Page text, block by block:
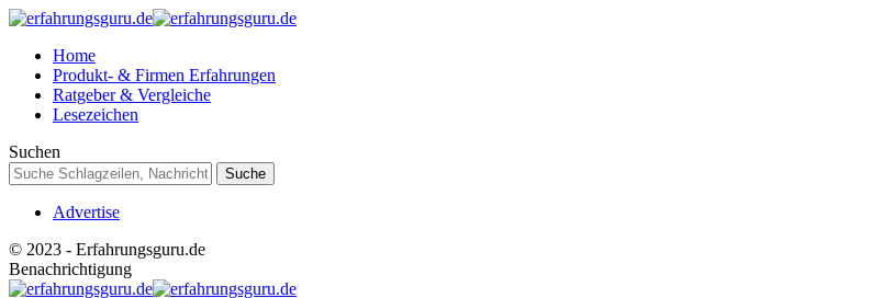
Home
Produkt- & Firmen Erfahrungen
Ratgeber & Vergleiche
Lesezeichen
Suchen
Advertise
© 2023 - Erfahrungsguru.de
Benachrichtigung